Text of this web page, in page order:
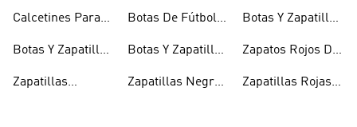
Calcetines Para
Botas Y Zapatillas
Zapatillas
Botas De Fútbol
Botas Y Zapatillas
Niños
Zapatillas Negras
Botas Y Zapatillas
Zapatos Rojos De
Zapatillas Rojas